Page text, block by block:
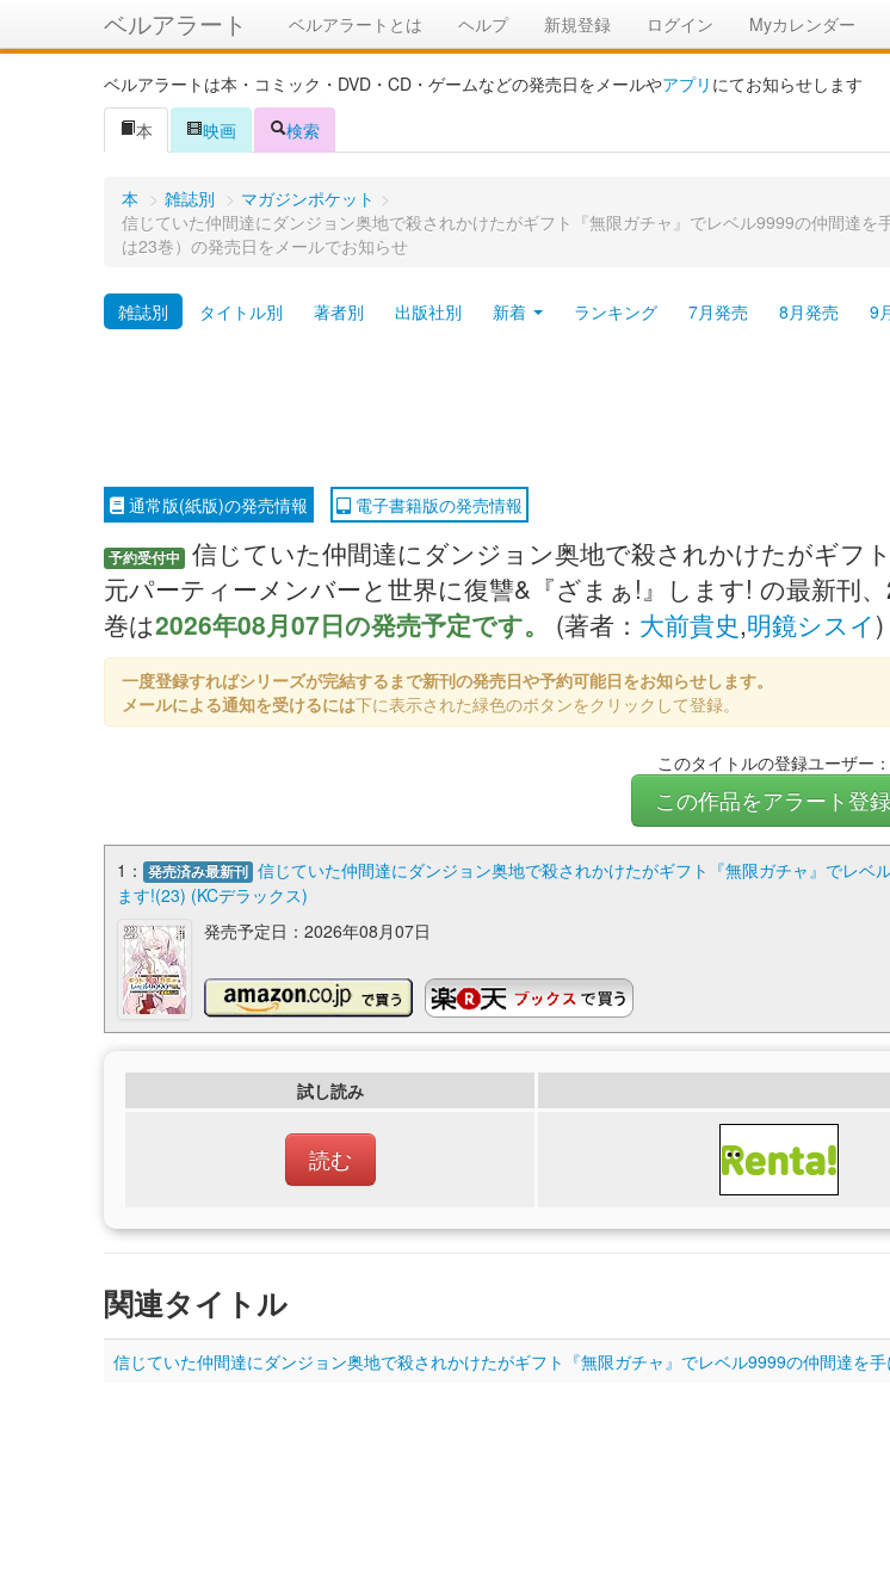
ベルアラート ベルアラートとは ヘルプ 新規登録 ログイン Myカレンダー
ベルアラートは本・コミック・DVD・CD・ゲームなどの発売日をメールやアプリ にてお知らせします
本
映画 検索
本 > 雑誌別 > マガジンポケット >
信じていた仲間達にダンジョン奥地で殺されかけたがギフト『無限ガチャ』でレベル9999の仲間達
は23巻）の発売日をメールでお知らせ
雑誌別 タイトル別 著者別 出版社別 新着 ランキング 7月発売 8月発売 9
通常版(紙版)の発売情報 電子書籍版の発売情報
予約受付中
信じていた仲間達にダンジョン奥地で殺されかけたがギフ
元パーティーメンバーと世界に復讐&『ざまぁ!』します! の最新刊
巻は2026年08月07日の発売予定です。 (著者： 大前貴史,明鏡シスイ)
一度登録すればシリーズが完結するまで新刊の発売日や予約可能日をお知らせします。
メールによる通知を受けるには下に表示された緑色のボタンをクリックして登録。
このタイトルの登録ユーザー
この作品をアラート登
1： 発売済み最新刊 信じていた仲間達にダンジョン奥地で殺されかけたがギフト『無限ガチャ』でレ
ます!(23) (KCデラックス)
発売予定日：2026年08月07日
試し読み
読む
関連タイトル
信じていた仲間達にダンジョン奥地で殺されかけたがギフト『無限ガチャ』でレベル9999の仲間達を